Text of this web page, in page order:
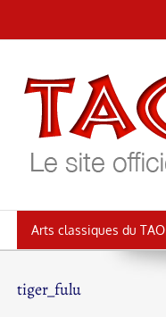
Arts classiques du TAO
tiger_fulu